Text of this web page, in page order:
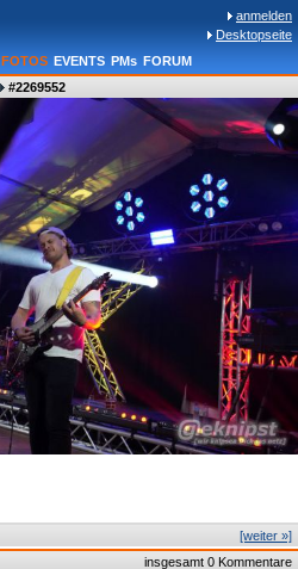
anmelden
Desktopseite
FOTOS EVENTS PMs FORUM
#2269552
[weiter »]
insgesamt 0 Kommentare